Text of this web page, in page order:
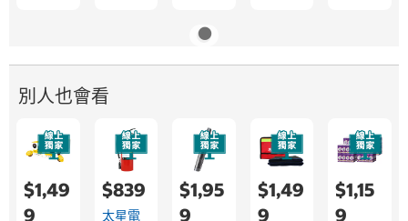
別人也會看
$1,49
9
$839
太星電
$1,95
9
$1,49
9
$1,15
9